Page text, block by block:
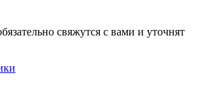
свяжутся с вами и уточнят